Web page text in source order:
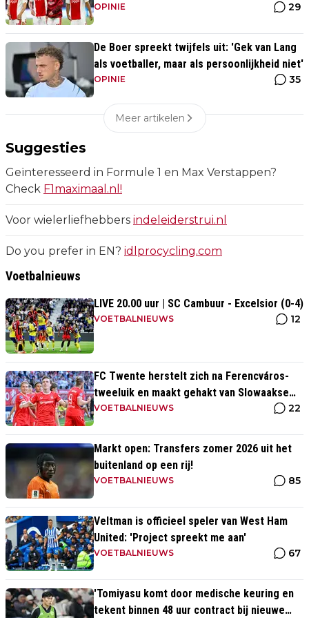
verdediger is'
OPINIE 29
De Boer spreekt twijfels uit: 'Gek van Lang
als voetballer, maar als persoonlijkheid niet'
OPINIE 35
Meer artikelen
Suggesties
Geïnteresseerd in Formule 1 en Max Verstappen?
Check F1maximaal.nl!
Voor wielerliefhebbers indeleiderstrui.nl
Do you prefer in EN? idlprocycling.com
Voetbalnieuws
LIVE 20.00 uur | SC Cambuur - Excelsior (0-4)
VOETBALNIEUWS 12
FC Twente herstelt zich na Ferencváros-
tweeluik en maakt gehakt van Slowaakse
opponent
VOETBALNIEUWS 22
Markt open: Transfers zomer 2026 uit het
buitenland op een rij!
VOETBALNIEUWS 85
Veltman is officieel speler van West Ham
United: 'Project spreekt me aan'
VOETBALNIEUWS 67
'Tomiyasu komt door medische keuring en
tekent binnen 48 uur contract bij nieuwe